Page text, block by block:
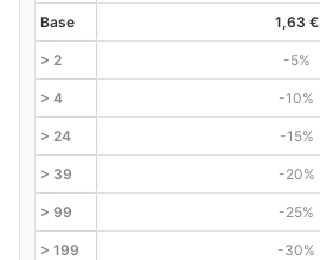
Base 1,63 €
> 2 -5%
> 4 -10%
> 24 -15%
> 39 -20%
> 99 -25%
> 199 -30%